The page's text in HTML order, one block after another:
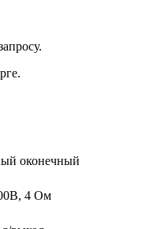
оконечный
4 Ом